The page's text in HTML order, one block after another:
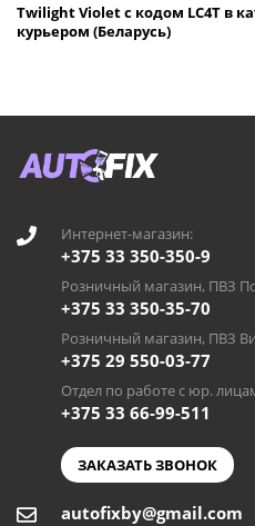
Twilight Violet с кодом LC4T в
курьером (Беларусь)
Интернет-магазин:
+375 33 350-350-9
Розничный магазин, ПВЗ
+375 33 350-35-70
Розничный магазин, ПВЗ
+375 29 550-03-77
Отдел по работе с юр.
+375 33 66-99-511
ЗАКАЗАТЬ ЗВОНОК
autofixby@gmail.com